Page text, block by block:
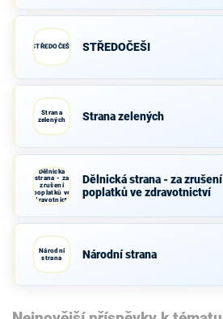
STŘEDOČEŠI STŘEDOČEŠI
Strana
zelených
Strana zelených
Dělnická
strana - za
zrušení
poplatků ve
zdravotnictví
Dělnická strana - za zrušení
poplatků ve zdravotnictví
Národní
strana
Národní strana